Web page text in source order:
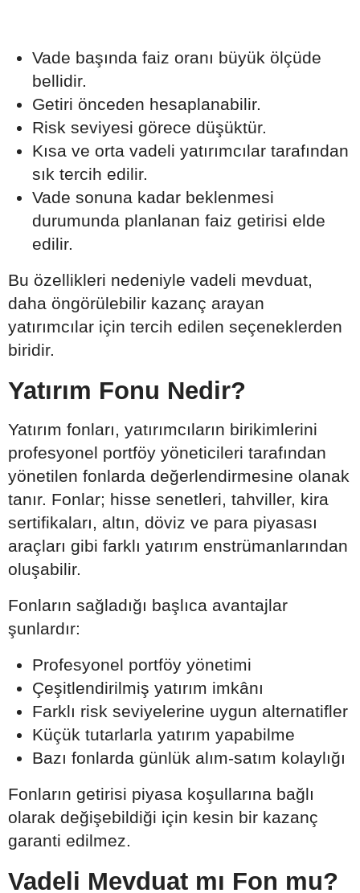
Vade başında faiz oranı büyük ölçüde
bellidir.
Getiri önceden hesaplanabilir.
Risk seviyesi görece düşüktür.
Kısa ve orta vadeli yatırımcılar tarafından
sık tercih edilir.
Vade sonuna kadar beklenmesi
durumunda planlanan faiz getirisi elde
edilir.
Bu özellikleri nedeniyle vadeli mevduat,
daha öngörülebilir kazanç arayan
yatırımcılar için tercih edilen seçeneklerden
biridir.
Yatırım Fonu Nedir?
Yatırım fonları, yatırımcıların birikimlerini
profesyonel portföy yöneticileri tarafından
yönetilen fonlarda değerlendirmesine olanak
tanır. Fonlar; hisse senetleri, tahviller, kira
sertifikaları, altın, döviz ve para piyasası
araçları gibi farklı yatırım enstrümanlarından
oluşabilir.
Fonların sağladığı başlıca avantajlar
şunlardır:
Profesyonel portföy yönetimi
Çeşitlendirilmiş yatırım imkânı
Farklı risk seviyelerine uygun alternatifler
Küçük tutarlarla yatırım yapabilme
Bazı fonlarda günlük alım-satım kolaylığı
Fonların getirisi piyasa koşullarına bağlı
olarak değişebildiği için kesin bir kazanç
garanti edilmez.
Vadeli Mevduat mı Fon mu?